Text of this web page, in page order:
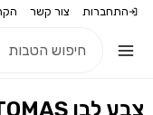
התחברות צור קשר
ספסל אחסון קורדרוי דגם TOMAS צבע לבן